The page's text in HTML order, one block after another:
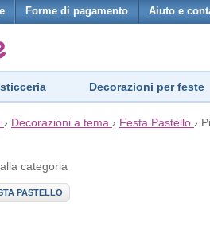
Forme di pagamento Aiuto e
Decorazioni per feste
› Decorazioni a tema › Festa Pastello ›
categoria
PASTELLO